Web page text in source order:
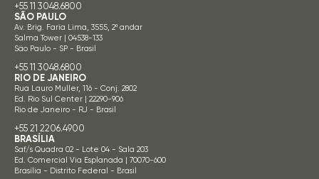
+55 11 3048.6800
SÃO PAULO
Av. Brig. Faria Lima, 3555, 2º andar
Salma Tower | 04538-133
São Paulo - SP - Brasil
+55 11 3048.6800
RIO DE JANEIRO
Rua Lauro Muller, 116 - Conj. 2802
Ed. Rio Sul Center | 22290-906
Rio de Janeiro - RJ - Brasil
+55 21 2206.4900
BRASÍLIA
Saf/s Quadra 02 - Lote 04 - Sala 203
Ed. Comercial Via Esplanada | 70070-600
Brasília - Distrito Federal - Brasil